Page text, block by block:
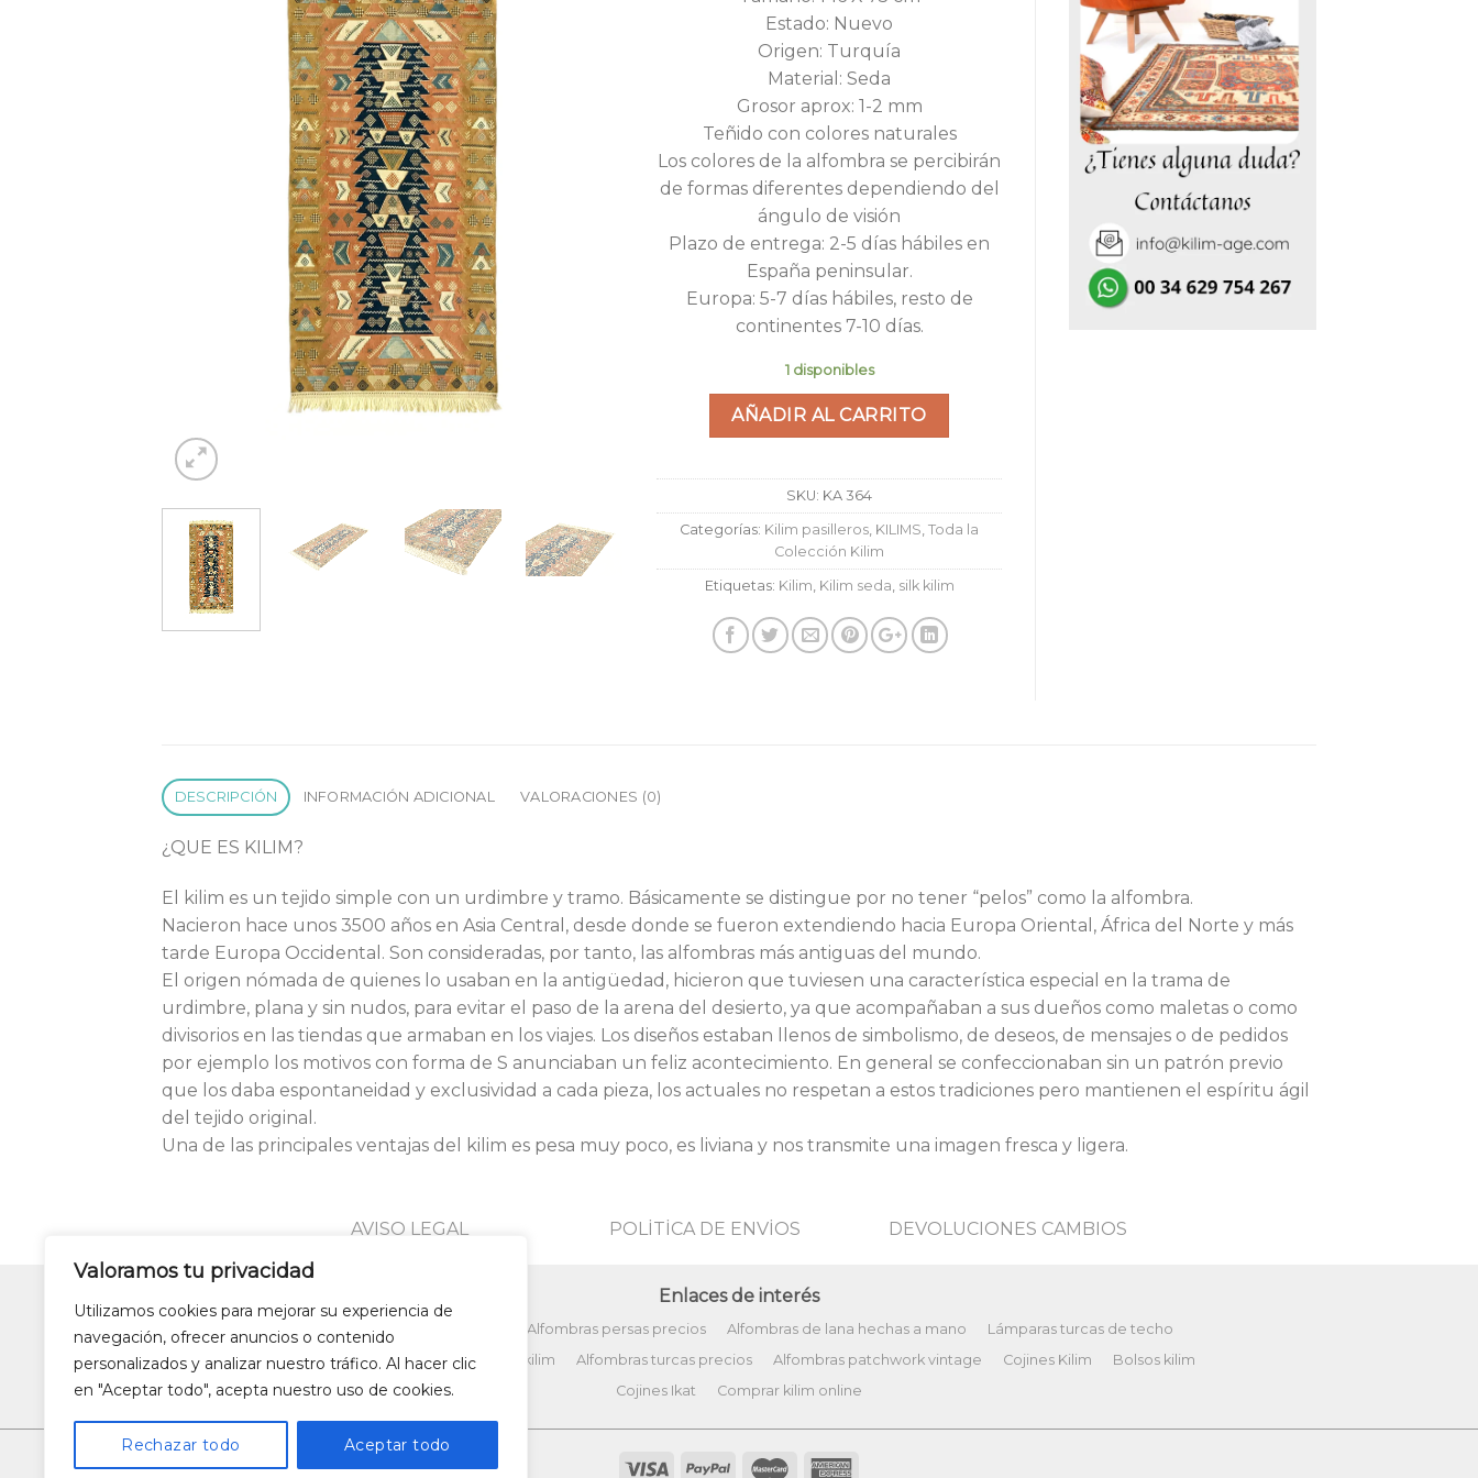
Valoramos tu privacidad
Utilizamos cookies para mejorar su experiencia de
navegación, ofrecer anuncios o contenido
personalizados y analizar nuestro tráfico. Al hacer clic
en "Aceptar todo", acepta nuestro uso de cookies.
Rechazar todo Aceptar todo
700,00€.
Estado: Nuevo
Origen: Turquía
Material: Seda
Grosor aprox: 1-2 mm
Teñido con colores naturales
Los colores de la alfombra se percibirán
de formas diferentes dependiendo del
ángulo de visión
Plazo de entrega: 2-5 días hábiles en
España peninsular.
Europa: 5-7 días hábiles, resto de
continentes 7-10 días.
1 disponibles
AÑADIR AL CARRITO
SKU: KA 364
Categorías: Kilim pasilleros KILIMS Toda la
Colección Kilim
Etiquetas: Kilim Kilim seda silk kilim
DESCRIPCIÓN INFORMACIÓN ADICIONAL VALORACIONES (0)
¿QUE ES KILIM?
El kilim es un tejido simple con un urdimbre y tramo. Básicamente se distingue por no tener “pelos” como la alfombra.
Nacieron hace unos 3500 años en Asia Central, desde donde se fueron extendiendo hacia Europa Oriental, África del Norte y más
tarde Europa Occidental. Son consideradas, por tanto, las alfombras más antiguas del mundo.
El origen nómada de quienes lo usaban en la antigüedad, hicieron que tuviesen una característica especial en la trama de
urdimbre, plana y sin nudos, para evitar el paso de la arena del desierto, ya que acompañaban a sus dueños como maletas o como
divisorios en las tiendas que armaban en los viajes. Los diseños estaban llenos de simbolismo, de deseos, de mensajes o de pedidos
por ejemplo los motivos con forma de S anunciaban un feliz acontecimiento. En general se confeccionaban sin un patrón previo
que los daba espontaneidad y exclusividad a cada pieza, los actuales no respetan a estos tradiciones pero mantienen el espíritu ágil
del tejido original.
Una de las principales ventajas del kilim es pesa muy poco, es liviana y nos transmite una imagen fresca y ligera.
AVISO LEGAL POLİTİCA DE ENVİOS DEVOLUCIONES CAMBIOS
Enlaces de interés
Lámparas colgantes de diseño Alfombras persas precios Alfombras de lana hechas a mano
Lámparas turcas de techo
Alfombras de patchwork
Zapatos kilim Alfombras turcas precios Alfombras patchwork vintage Cojines Kilim
Bolsos kilim
Cojines Ikat
Comprar kilim online